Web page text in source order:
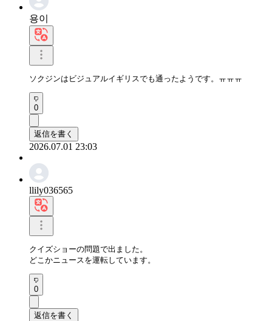
용이
ソクジンはビジュアルイギリスでも通ったようです。ㅠㅠㅠ
0
返信を書く
2026.07.01 23:03
llily036565
クイズショーの問題で出ました。
どこかニュースを運転しています。
0
返信を書く